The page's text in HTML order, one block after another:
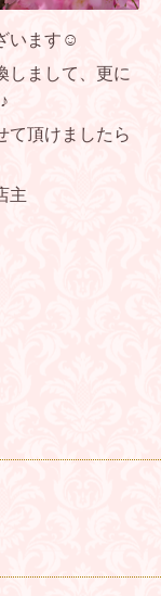
います☺
しまして、更に
て頂けましたら
主